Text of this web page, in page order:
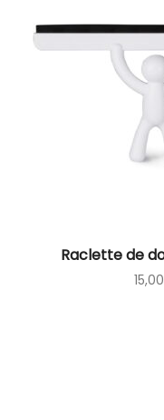
Raclette de
15,00